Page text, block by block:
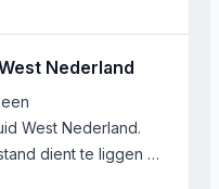
dient gevestigd
50 […]Nederland
West Nederland.
dient te liggen op